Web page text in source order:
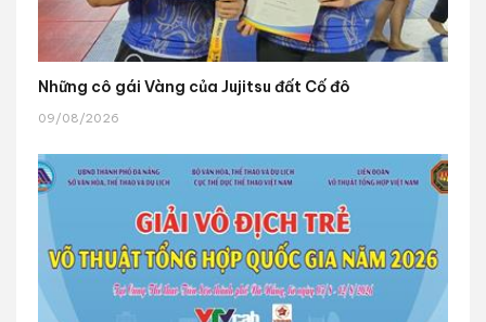
Những cô gái Vàng của Jujitsu đất Cố đô
09/08/2026